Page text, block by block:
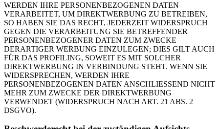
WERDEN IHRE PERSONENBEZOGENEN DATEN
VERARBEITET, UM DIREKTWERBUNG ZU BETREIBEN,
SO HABEN SIE DAS RECHT, JEDERZEIT WIDERSPRUCH
GEGEN DIE VERARBEITUNG SIE BETREFFENDER
PERSONENBEZOGENER DATEN ZUM ZWECKE
DERARTIGER WERBUNG EINZULEGEN; DIES GILT AUCH
FÜR DAS PROFILING, SOWEIT ES MIT SOLCHER
DIREKTWERBUNG IN VERBINDUNG STEHT. WENN SIE
WIDERSPRECHEN, WERDEN IHRE
PERSONENBEZOGENEN DATEN ANSCHLIESSEND NICHT
MEHR ZUM ZWECKE DER DIREKTWERBUNG
VERWENDET (WIDERSPRUCH NACH ART. 21 ABS. 2
DSGVO).